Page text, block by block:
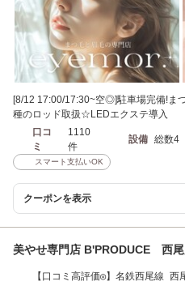
[8/12 17:00/17:30~空◎]駐車場完備!ま
種のロッド取扱☆LEDエクステ導入
口コ
ミ
1110
件
設備 総数4
スマート支払いOK
クーポンを表示
美やせ専門店 B'PRODUCE 西尾
【口コミ高評価◎】名鉄西尾線 西